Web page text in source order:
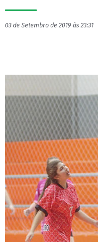
03 de Setembro de 2019 às 23:31